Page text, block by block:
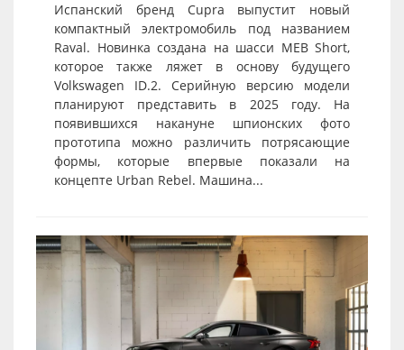
Испанский бренд Cupra выпустит новый
компактный электромобиль под названием
Raval. Новинка создана на шасси MEB Short,
которое также ляжет в основу будущего
Volkswagen ID.2. Серийную версию модели
планируют представить в 2025 году. На
появившихся накануне шпионских фото
прототипа можно различить потрясающие
формы, которые впервые показали на
концепте Urban Rebel. Машина...